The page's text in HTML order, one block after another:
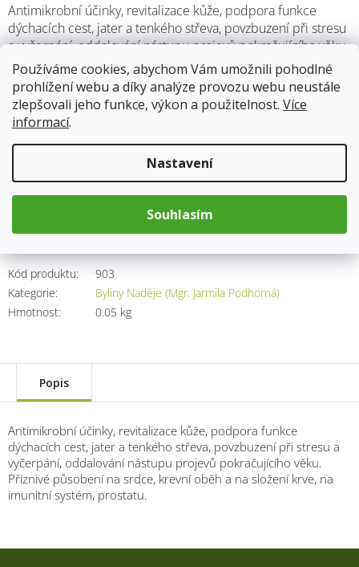
Používáme cookies, abychom Vám umožnili pohodlné
prohlížení webu a díky analýze provozu webu neustále
zlepšovali jeho funkce, výkon a použitelnost. Více
informací.
Nastavení
Souhlasím
Skladem
Antimikrobní účinky, revitalizace kůže, podpora funkce
dýchacích cest, jater a tenkého střeva, povzbuzení při stresu
a vyčerpání, oddalování nástupu projevů pokračujícího věku.
Příznivé působení na srdce, krevní oběh a na složení krve, na
imunitní systém, prostatu.
Kód produktu:
903
Kategorie:
Byliny Naděje (Mgr. Jarmila Podhorná)
Hmotnost: 0.05 kg
123 Kč
Měrná
cena:
Přidat do košíku
Popis
Antimikrobní účinky, revitalizace kůže, podpora funkce
dýchacích cest, jater a tenkého střeva, povzbuzení při stresu a
vyčerpání, oddalování nástupu projevů pokračujícího věku.
Příznivé působení na srdce, krevní oběh a na složení krve, na
imunitní systém, prostatu.